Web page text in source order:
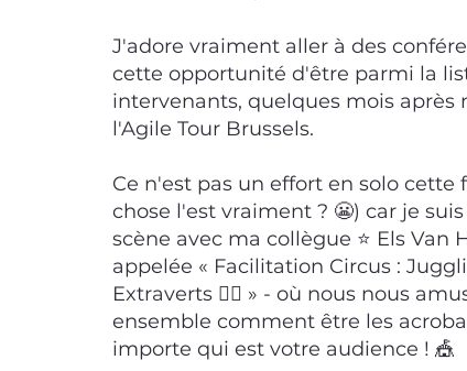
J'adore vraiment aller à des
cette opportunité d'être parmi la
intervenants, quelques mois après
l'Agile Tour Brussels.
Ce n'est pas un effort en solo cette
chose l'est vraiment ? 😬) car je
scène avec ma collègue ⭐ Els Van
appelée « Facilitation Circus :
Extraverts 🤹‍♀️ » - où nous nous
ensemble comment être les
importe qui est votre audience ! 🎪